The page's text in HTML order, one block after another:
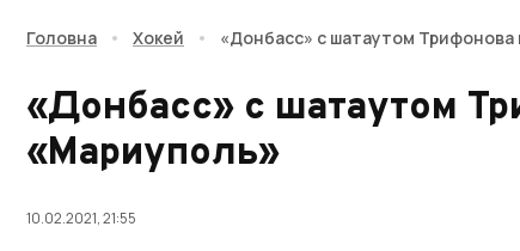
Головна • Хокей • «Донбасс» с шатаутом
«Донбасс» с шатаутом
«Мариуполь»
10.02.2021, 21:55